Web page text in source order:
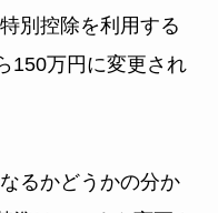
別控除を利用する
150万円に変更され
るかどうかの分か